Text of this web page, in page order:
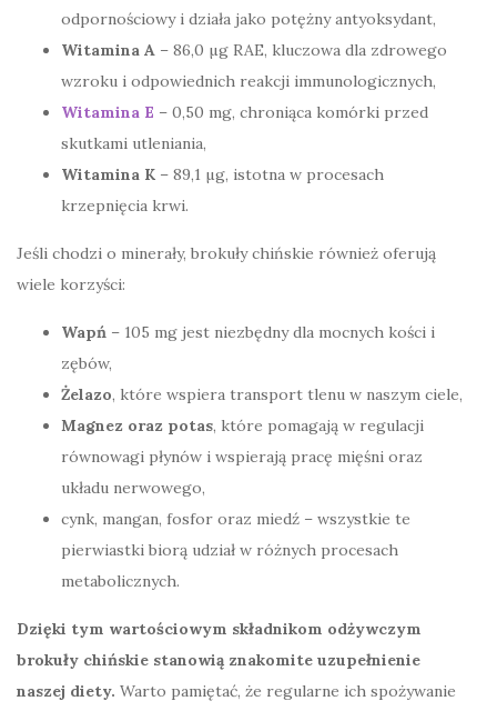
odpornościowy i działa jako potężny antyoksydant,
Witamina A – 86,0 µg RAE, kluczowa dla zdrowego
wzroku i odpowiednich reakcji immunologicznych,
Witamina E – 0,50 mg, chroniąca komórki przed
skutkami utleniania,
Witamina K – 89,1 µg, istotna w procesach
krzepnięcia krwi.
Jeśli chodzi o minerały, brokuły chińskie również oferują
wiele korzyści:
Wapń – 105 mg jest niezbędny dla mocnych kości i
zębów,
Żelazo, które wspiera transport tlenu w naszym ciele,
Magnez oraz potas, które pomagają w regulacji
równowagi płynów i wspierają pracę mięśni oraz
układu nerwowego,
cynk, mangan, fosfor oraz miedź – wszystkie te
pierwiastki biorą udział w różnych procesach
metabolicznych.
Dzięki tym wartościowym składnikom odżywczym
brokuły chińskie stanowią znakomite uzupełnienie
naszej diety. Warto pamiętać, że regularne ich spożywanie